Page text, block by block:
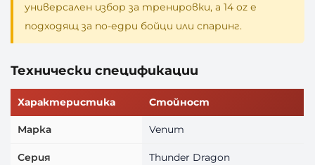
универсален избор за тренировки, а 14 oz е
подходящ за по-едри бойци или спаринг.
Технически спецификации
Характеристика Стойност
Марка Venum
Серия Thunder Dragon